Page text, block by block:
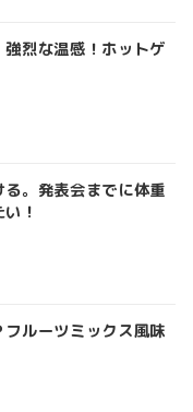
強烈な温感！ホットゲ
。発表会までに体重
！
ルーツミックス風味